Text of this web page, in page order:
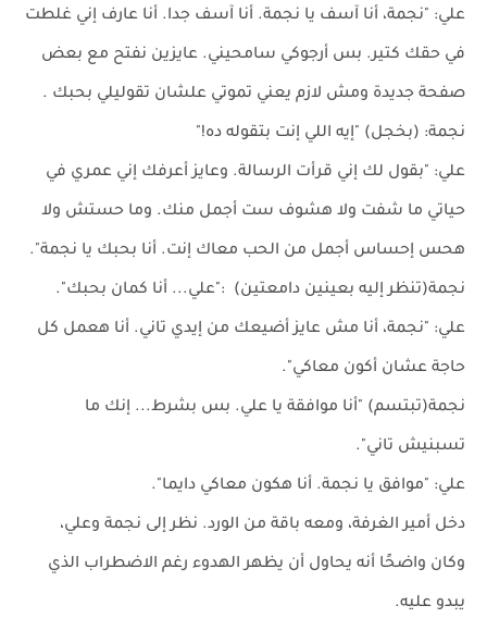
علي: "نجمة، أنا آسف يا نجمة. أنا آسف جدا. أنا عارف إني غلطت
في حقك كتير. بس أرجوكي سامحيني. عايزين نفتح مع بعض
صفحة جديدة ومش لازم يعني تموتي علشان تقوليلي بحبك .
نجمة: (بخجل) "إيه اللي إنت بتقوله ده!"
علي: "بقول لك إني قرأت الرسالة. وعايز أعرفك إني عمري في
حياتي ما شفت ولا هشوف ست أجمل منك. وما حستش ولا
هحس إحساس أجمل من الحب معاك إنت. أنا بحبك يا نجمة".
نجمة(تنظر إليه بعينين دامعتين) :"علي... أنا كمان بحبك".
علي: "نجمة، أنا مش عايز أضيعك من إيدي تاني. أنا هعمل كل
حاجة عشان أكون معاكي".
نجمة(تبتسم) "أنا موافقة يا علي. بس بشرط... إنك ما
تسبنيش تاني".
علي: "موافق يا نجمة. أنا هكون معاكي دايما".
دخل أمير الغرفة، ومعه باقة من الورد. نظر إلى نجمة وعلي،
وكان واضحًا أنه يحاول أن يظهر الهدوء رغم الاضطراب الذي
يبدو عليه.